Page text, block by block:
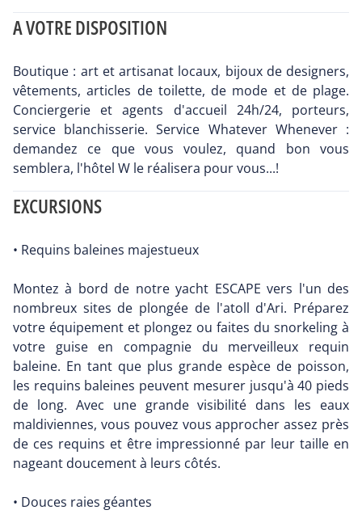
A VOTRE DISPOSITION
Boutique : art et artisanat locaux, bijoux de designers,
vêtements, articles de toilette, de mode et de plage.
Conciergerie et agents d'accueil 24h/24, porteurs,
service blanchisserie. Service Whatever Whenever :
demandez ce que vous voulez, quand bon vous
semblera, l'hôtel W le réalisera pour vous...!
EXCURSIONS
• Requins baleines majestueux
Montez à bord de notre yacht ESCAPE vers l'un des
nombreux sites de plongée de l'atoll d'Ari. Préparez
votre équipement et plongez ou faites du snorkeling à
votre guise en compagnie du merveilleux requin
baleine. En tant que plus grande espèce de poisson,
les requins baleines peuvent mesurer jusqu'à 40 pieds
de long. Avec une grande visibilité dans les eaux
maldiviennes, vous pouvez vous approcher assez près
de ces requins et être impressionné par leur taille en
nageant doucement à leurs côtés.
• Douces raies géantes